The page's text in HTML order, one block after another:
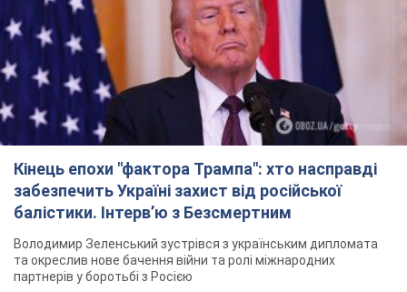
Кінець епохи "фактора Трампа": хто насправді
забезпечить Україні захист від російської
балістики. Інтерв’ю з Безсмертним
Володимир Зеленський зустрівся з українським дипломата
та окреслив нове бачення війни та ролі міжнародних
партнерів у боротьбі з Росією